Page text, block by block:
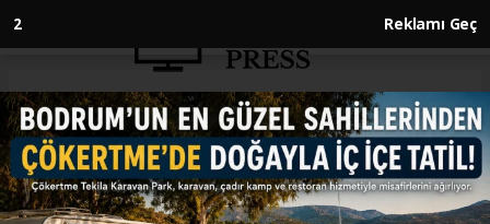
1 Reklamı Geç
Anasayfa ENGLISH
Türkiye taking steps to
safeguard nation’s future, says
President Erdogan